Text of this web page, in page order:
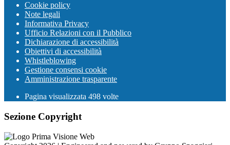
Cookie policy
Note legali
Informativa Privacy
Ufficio Relazioni con il Pubblico
Dichiarazione di accessibilità
Obiettivi di accessibilità
Whistleblowing
Gestione consensi cookie
Amministrazione trasparente
Pagina visualizzata 498 volte
Sezione Copyright